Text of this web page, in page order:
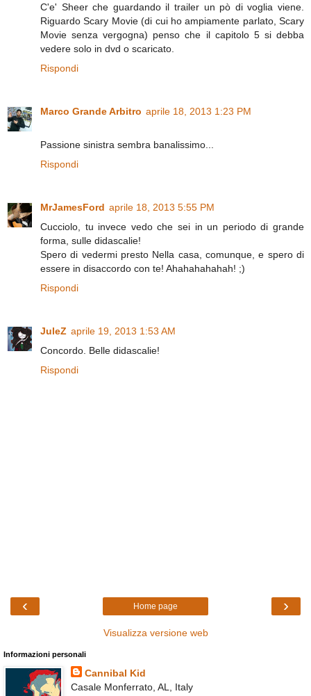
C'e' Sheer che guardando il trailer un pò di voglia viene.
Riguardo Scary Movie (di cui ho ampiamente parlato, Scary
Movie senza vergogna) penso che il capitolo 5 si debba
vedere solo in dvd o scaricato.
Rispondi
Marco Grande Arbitro aprile 18, 2013 1:23 PM
Passione sinistra sembra banalissimo...
Rispondi
MrJamesFord aprile 18, 2013 5:55 PM
Cucciolo, tu invece vedo che sei in un periodo di grande
forma, sulle didascalie!
Spero di vedermi presto Nella casa, comunque, e spero di
essere in disaccordo con te! Ahahahahahah! ;)
Rispondi
JuleZ aprile 19, 2013 1:53 AM
Concordo. Belle didascalie!
Rispondi
‹ ›
Home page
Visualizza versione web
Informazioni personali
Cannibal Kid
Casale Monferrato, AL, Italy